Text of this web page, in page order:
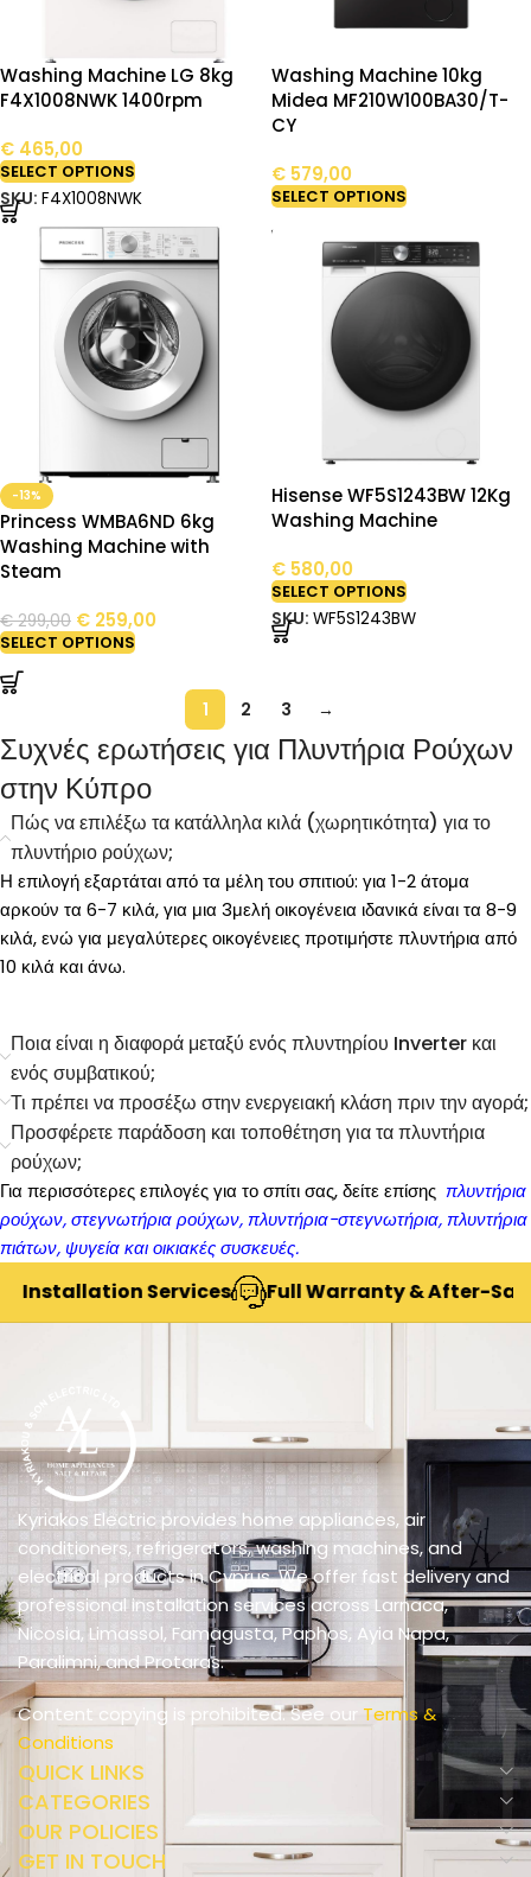
Washing Machine LG 8kg
F4X1008NWK 1400rpm
€ 465,00
SELECT OPTIONS
SKU: F4X1008NWK
Washing Machine 10kg
Midea MF210W100BA30/T-
CY
€ 579,00
SELECT OPTIONS
-13%
Princess WMBA6ND 6kg
Washing Machine with
Steam
€299,00 € 259,00
SELECT OPTIONS
Hisense WF5S1243BW 12Kg
Washing Machine
€ 580,00
SELECT OPTIONS
SKU: WF5S1243BW
1 2 3 →
Συχνές ερωτήσεις για Πλυντήρια Ρούχων
στην Κύπρο
Πώς να επιλέξω τα κατάλληλα κιλά (χωρητικότητα) για το
πλυντήριο ρούχων;
Η επιλογή εξαρτάται από τα μέλη του σπιτιού: για 1-2 άτομα
αρκούν τα 6-7 κιλά, για μια 3μελή οικογένεια ιδανικά είναι τα 8-9
κιλά, ενώ για μεγαλύτερες οικογένειες προτιμήστε πλυντήρια από
10 κιλά και άνω.
Ποια είναι η διαφορά μεταξύ ενός πλυντηρίου Inverter και
ενός συμβατικού;
Τι πρέπει να προσέξω στην ενεργειακή κλάση πριν την αγορά;
Προσφέρετε παράδοση και τοποθέτηση για τα πλυντήρια
ρούχων;
Για περισσότερες επιλογές για το σπίτι σας, δείτε επίσης πλυντήρια
ρούχων,στεγνωτήρια ρούχων,πλυντήρια-στεγνωτήρια,πλυντήρια
πιάτων,ψυγείακαιοικιακές συσκευές.
Services Full Warranty & After-Sales
Kyriakos Electric provides home appliances, air
conditioners, refrigerators, washing machines, and
electrical products in Cyprus. We offer fast delivery and
professional installation services across Larnaca,
Nicosia, Limassol, Famagusta, Paphos, Ayia Napa,
Paralimni, and Protaras.
Content copying is prohibited. See our Terms &
Conditions
QUICK LINKS
CATEGORIES
OUR POLICIES
GET IN TOUCH